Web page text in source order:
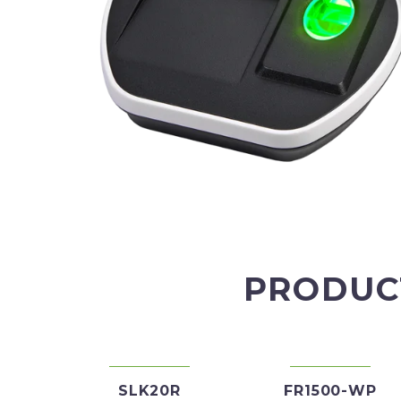
SLK20R FR1500-WP